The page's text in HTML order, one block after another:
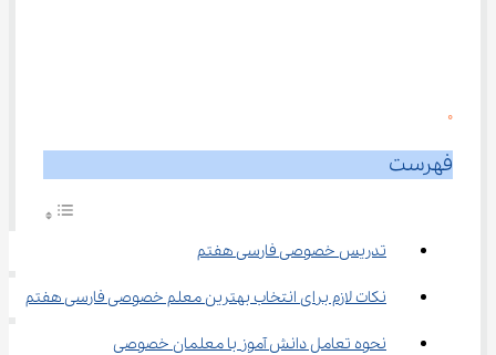
0
فهرست
تدریس خصوصی فارسی هفتم
نکات لازم برای انتخاب بهترین معلم خصوصی فارسی هفتم
نحوه تعامل دانش آموز با معلمان خصوصی